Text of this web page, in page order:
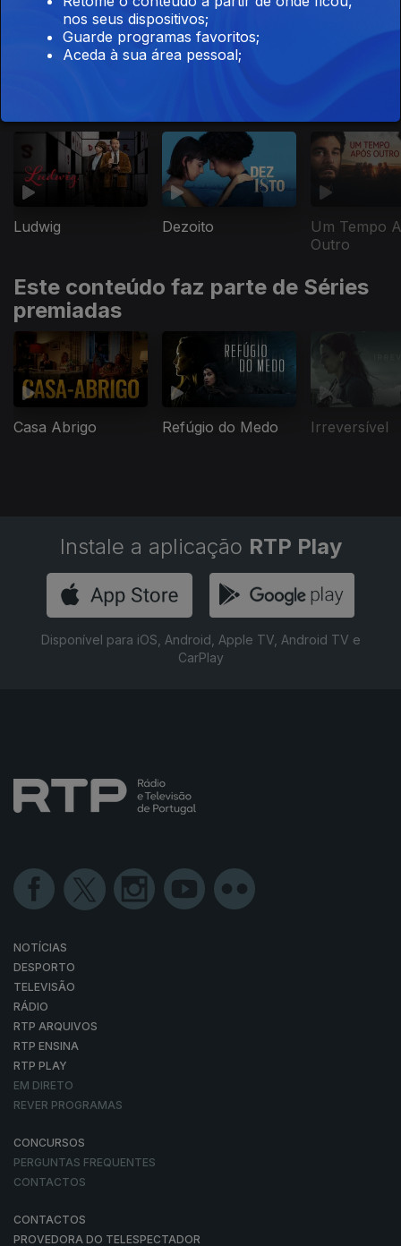
Salto de Fé Felp Odisseia
Ludwig Dezoito
Um Tempo
Outro
Este conteúdo faz parte de Séries
premiadas
Casa Abrigo Refúgio do Medo Irreversível
Instale a aplicação RTP Play
Disponível para iOS, Android, Apple TV, Android TV e
CarPlay
NOTÍCIAS
DESPORTO
TELEVISÃO
RÁDIO
RTP ARQUIVOS
RTP ENSINA
RTP PLAY
EM DIRETO
REVER PROGRAMAS
CONCURSOS
PERGUNTAS FREQUENTES
CONTACTOS
CONTACTOS
PROVEDORA DO TELESPECTADOR
nos seus dispositivos;
Guarde programas favoritos;
Aceda à sua área pessoal;